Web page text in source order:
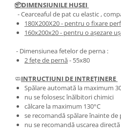
📦DIMENSIUNILE HUSEI
- Cearceaful de pat cu elastic ,
180X200X20- pentru o fixare
​​​​160x200x20- pentru o așezare
- Dimensiunea fetelor de perna :
2 fețe de pernă- 55x80
🧼INTRUCTIUNI DE INTREȚINERE
Spălare automată la maximum
nu se folosesc înălbitori chimici
călcare la maximum 130°C
se recomandă spălare înainte
nu se recomandă uscarea